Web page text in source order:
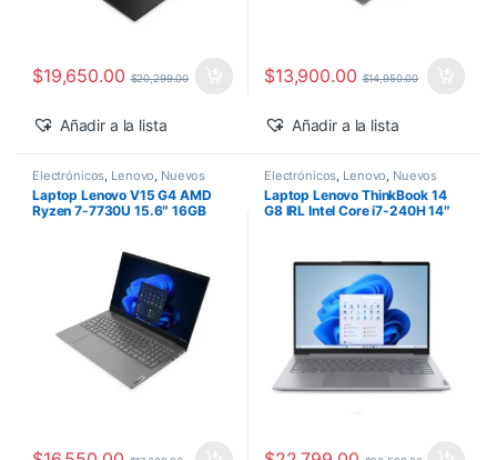
$19,650.00 $20,299.00
Añadir a la lista
$13,900.00 $14,950.00
Añadir a la lista
Electrónicos Lenovo Nuevos
Productos
Laptop Lenovo V15 G4 AMD
Ryzen 7-7730U 15.6″ 16GB
Electrónicos Lenovo Nuevos
Productos
Laptop Lenovo ThinkBook 14
G8 IRL Intel Core i7-240H 14″